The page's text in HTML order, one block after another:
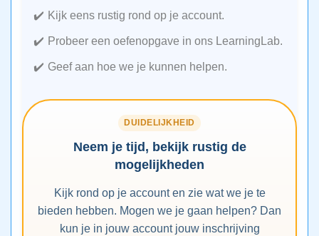
Kijk eens rustig rond op je account.
Probeer een oefenopgave in ons LearningLab.
Geef aan hoe we je kunnen helpen.
DUIDELIJKHEID
Neem je tijd, bekijk rustig de
mogelijkheden
Kijk rond op je account en zie wat we je te
bieden hebben. Mogen we je gaan helpen? Dan
kun je in jouw account jouw inschrijving